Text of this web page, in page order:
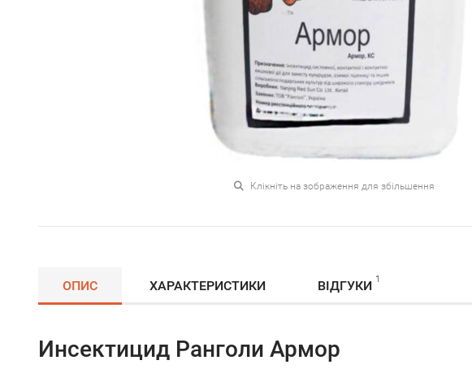
Клікніть на зображення для збільшення
ОПИС ХАРАКТЕРИСТИКИ ВІДГУКИ 1
Инсектицид Ранголи Армор